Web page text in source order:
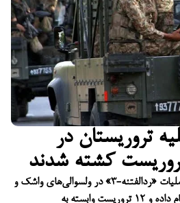
تروریستان در
نیروهای امنیتی در چارچوب عملیات «ردالفتنه-۳» در ولسوالی‌های واشک و
مستونگ بلوچستان عملیات انجام داده و ۱۲ تروریست وابسته به